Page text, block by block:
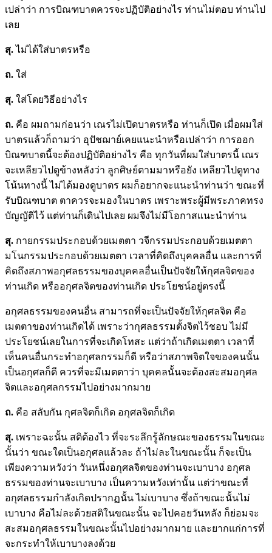
เปล่าว่า การบิณฑบาตควรจะปฏิบัติอย่างไร ท่านไม่ตอบ ท่านไป
เลย
สุ.ไม่ได้ใส่บาตรหรือ
ถ. ใส่
สุ. ใส่โดยวิธีอย่างไร
ถ. คือ ผมถามก่อนว่า เณรไม่เปิดบาตรหรือ ท่านก็เปิด เมื่อผมใส่
บาตรแล้วก็ถามว่า อุปัชฌาย์เคยแนะนำหรือเปล่าว่า การออก
บิณฑบาตนี้จะต้องปฏิบัติอย่างไร คือ ทุกวันที่ผมใส่บาตรนี้ เณร
จะเหลียวไปดูข้างหลังว่า ลูกศิษย์ตามมาหรือยัง เหลียวไปดูทาง
โน้นทางนี้ ไม่ได้มองดูบาตร ผมก็อยากจะแนะนำท่านว่า ขณะที่
รับบิณฑบาต ตาควรจะมองในบาตร เพราะพระผู้มีพระภาคทรง
บัญญัติไว้ แต่ท่านก็เดินไปเลย ผมจึงไม่มีโอกาสแนะนำท่าน
สุ. กายกรรมประกอบด้วยเมตตา วจีกรรมประกอบด้วยเมตตา
มโนกรรมประกอบด้วยเมตตา เวลาที่คิดถึงบุคคลอื่น และการที่
คิดถึงสภาพอกุศลธรรมของบุคคลอื่นเป็นปัจจัยให้กุศลจิตของ
ท่านเกิด หรืออกุศลจิตของท่านเกิด ประโยชน์อยู่ตรงนี้
อกุศลธรรมของคนอื่น สามารถที่จะเป็นปัจจัยให้กุศลจิต คือ
เมตตาของท่านเกิดได้ เพราะว่ากุศลธรรมตั้งจิตไว้ชอบ ไม่มี
ประโยชน์เลยในการที่จะเกิดโทสะ แต่ว่าถ้าเกิดเมตตา เวลาที่
เห็นคนอื่นกระทำอกุศลกรรมก็ดี หรือว่าสภาพจิตใจของคนนั้น
เป็นอกุศลก็ดี ควรที่จะมีเมตตาว่า บุคคลนั้นจะต้องสะสมอกุศล
จิตและอกุศลกรรมไปอย่างมากมาย
ถ. คือ สลับกัน กุศลจิตก็เกิด อกุศลจิตก็เกิด
สุ. เพราะฉะนั้น สติต้องไว ที่จะระลึกรู้ลักษณะของธรรมในขณะ
นั้นว่า ขณะใดเป็นอกุศลแล้วละ ถ้าไม่ละในขณะนั้น ก็จะเป็น
เพียงความหวังว่า วันหนึ่งอกุศลจิตของท่านจะเบาบาง อกุศล
ธรรมของท่านจะเบาบาง เป็นความหวังเท่านั้น แต่ว่าขณะที่
อกุศลธรรมกำลังเกิดปรากฏนั้น ไม่เบาบาง ซึ่งถ้าขณะนั้นไม่
เบาบาง คือไม่ละด้วยสติในขณะนั้น จะไปคอยวันหลัง ก็ย่อมจะ
สะสมอกุศลธรรมในขณะนั้นไปอย่างมากมาย และยากแก่การที่
จะกระทำให้เบาบางลงด้วย